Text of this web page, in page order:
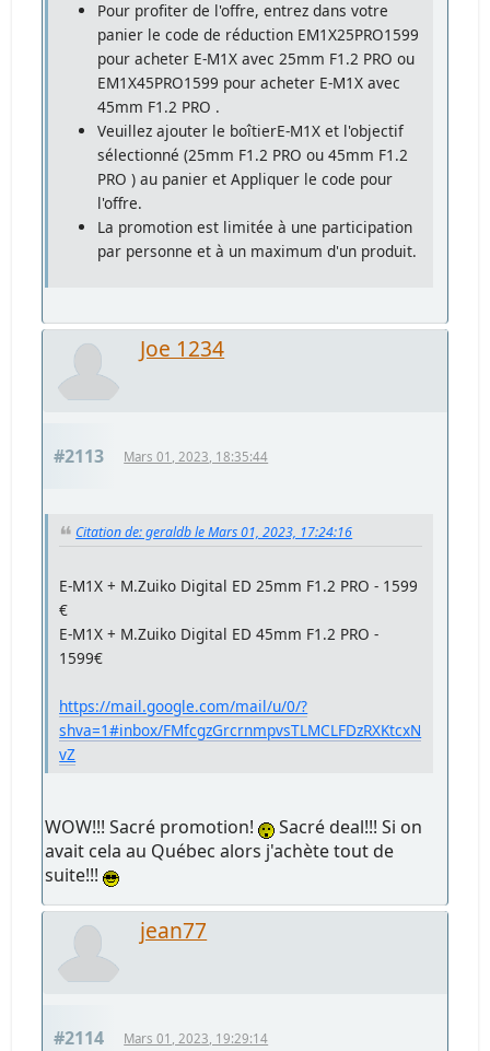
Pour profiter de l'offre, entrez dans votre
panier le code de réduction EM1X25PRO1599
pour acheter E‑M1X avec 25mm F1.2 PRO ou
EM1X45PRO1599 pour acheter E‑M1X avec
45mm F1.2 PRO .
Veuillez ajouter le boîtierE‑M1X et l'objectif
sélectionné (25mm F1.2 PRO ou 45mm F1.2
PRO ) au panier et Appliquer le code pour
l'offre.
La promotion est limitée à une participation
par personne et à un maximum d'un produit.
Joe 1234
#2113 Mars 01, 2023, 18:35:44
Citation de: geraldb le Mars 01, 2023, 17:24:16
E-M1X + M.Zuiko Digital ED 25mm F1.2 PRO - 1599
€
E-M1X + M.Zuiko Digital ED 45mm F1.2 PRO -
1599€
https://mail.google.com/mail/u/0/?
shva=1#inbox/FMfcgzGrcrnmpvsTLMCLFDzRXKtcxN
vZ
WOW!!! Sacré promotion!
Sacré deal!!! Si on
avait cela au Québec alors j'achète tout de
suite!!!
jean77
#2114 Mars 01, 2023, 19:29:14